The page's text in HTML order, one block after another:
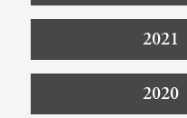
2021
2020